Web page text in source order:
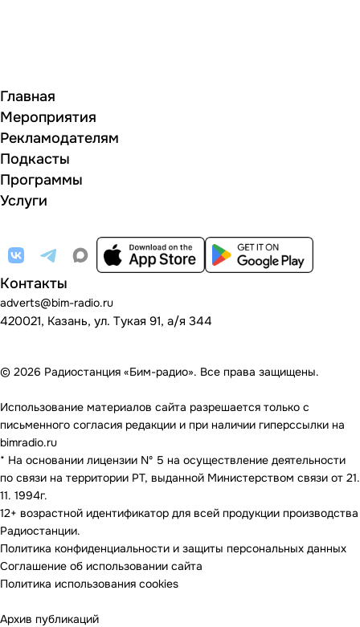
Главная
Мероприятия
Рекламодателям
Подкасты
Программы
Услуги
Контакты
adverts@bim-radio.ru
420021, Казань, ул. Тукая 91, а/я 344
© 2026 Радиостанция «Бим-радио». Все права защищены.
Использование материалов сайта разрешается только с
письменного согласия редакции и при наличии гиперссылки на
bimradio.ru
* На основании лицензии Nº 5 на осуществление деятельности
по связи на территории РТ, выданной Министерством связи от 21.
11. 1994г.
12+ возрастной идентификатор для всей продукции производства
Радиостанции.
Политика конфиденциальности и защиты персональных данных
Соглашение об использовании сайта
Политика использования cookies
Архив публикаций